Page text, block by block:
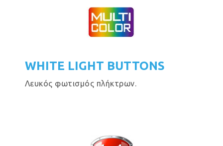
WHITE LIGHT BUTTONS
Λευκός φωτισμός πλήκτρων.